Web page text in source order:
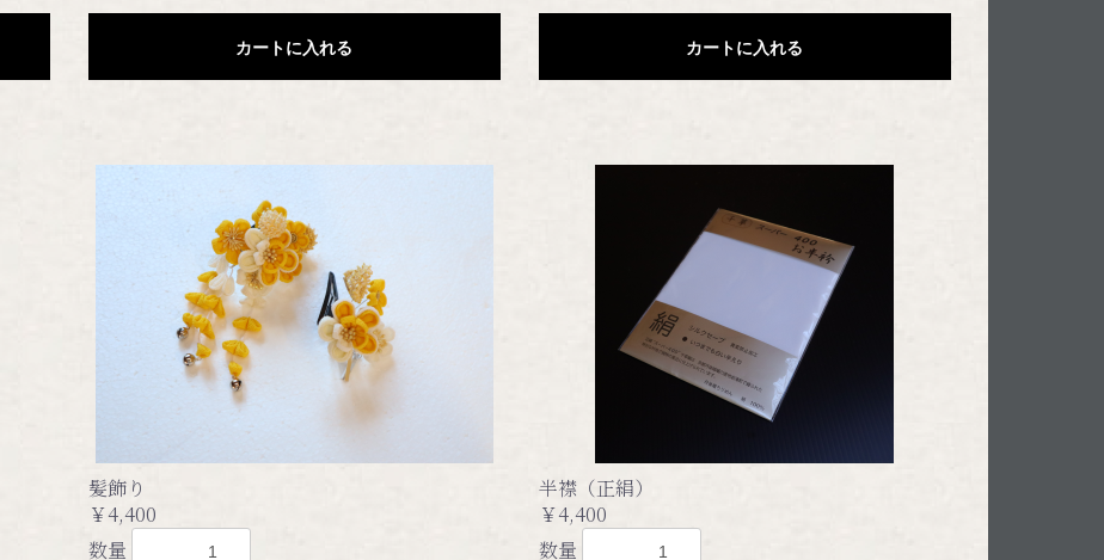
カートに入れる カートに入れる
髪飾り
￥4,400
数量
半襟（正絹）
￥4,400
数量